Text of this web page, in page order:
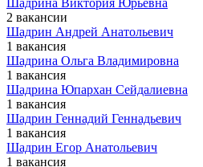
Шадрина Виктория Юрьевна
2 вакансии
Шадрин Андрей Анатольевич
1 вакансия
Шадрина Ольга Владимировна
1 вакансия
Шадрина Юпархан Сейдалиевна
1 вакансия
Шадрин Геннадий Геннадьевич
1 вакансия
Шадрин Егор Анатольевич
1 вакансия